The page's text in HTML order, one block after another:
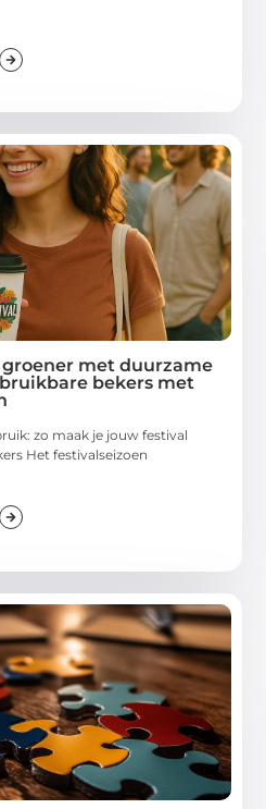
met duurzame
bekers met
zo maak je jouw festival
Het festivalseizoen